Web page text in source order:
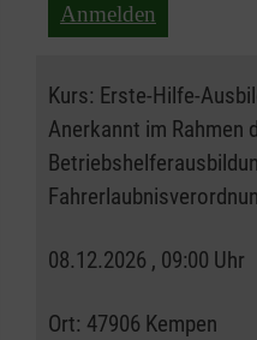
Anmelden
Kurs: Erste-Hilfe-
Anerkannt im Rahmen
08.12.2026 , 09:00 Uhr
Ort: 47906 Kempen